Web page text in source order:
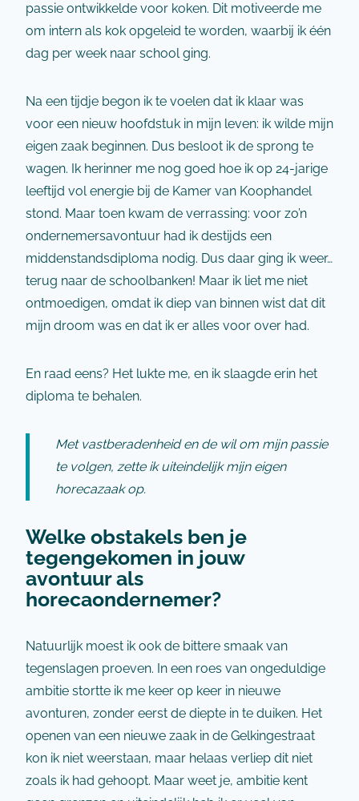
passie ontwikkelde voor koken. Dit motiveerde me
om intern als kok opgeleid te worden, waarbij ik één
dag per week naar school ging.
Na een tijdje begon ik te voelen dat ik klaar was
voor een nieuw hoofdstuk in mijn leven: ik wilde mijn
eigen zaak beginnen. Dus besloot ik de sprong te
wagen. Ik herinner me nog goed hoe ik op 24-jarige
leeftijd vol energie bij de Kamer van Koophandel
stond. Maar toen kwam de verrassing: voor zo’n
ondernemersavontuur had ik destijds een
middenstandsdiploma nodig. Dus daar ging ik weer…
terug naar de schoolbanken! Maar ik liet me niet
ontmoedigen, omdat ik diep van binnen wist dat dit
mijn droom was en dat ik er alles voor over had.
En raad eens? Het lukte me, en ik slaagde erin het
diploma te behalen.
Met vastberadenheid en de wil om mijn passie
te volgen, zette ik uiteindelijk mijn eigen
horecazaak op.
Welke obstakels ben je
tegengekomen in jouw
avontuur als
horecaondernemer?
Natuurlijk moest ik ook de bittere smaak van
tegenslagen proeven. In een roes van ongeduldige
ambitie stortte ik me keer op keer in nieuwe
avonturen, zonder eerst de diepte in te duiken. Het
openen van een nieuwe zaak in de Gelkingestraat
kon ik niet weerstaan, maar helaas verliep dit niet
zoals ik had gehoopt. Maar weet je, ambitie kent